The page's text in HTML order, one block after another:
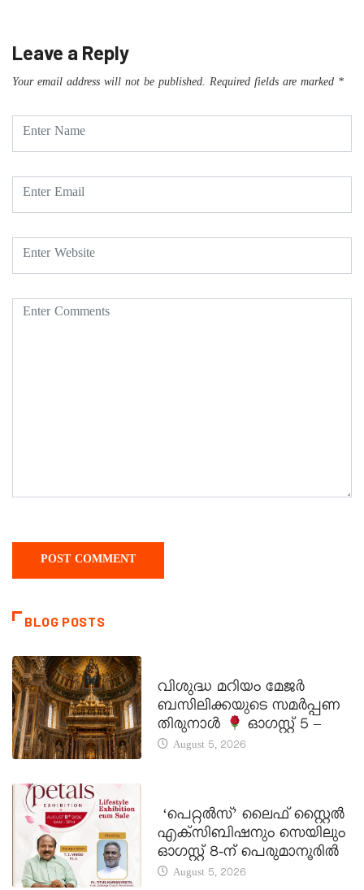
Leave a Reply
Your email address will not be published. Required fields are marked *
BLOG POSTS
വിശുദ്ധ മറിയം മേജർ
ബസിലിക്കയുടെ സമർപ്പണ
തിരുനാൾ
ഓഗസ്റ്റ് 5 –
August 5, 2026
‘പെറ്റൽസ്’ ലൈഫ് സ്റ്റൈൽ
എക്സിബിഷനും സെയിലും
ഓഗസ്റ്റ് 8-ന് പെരുമാനൂരിൽ
August 5, 2026